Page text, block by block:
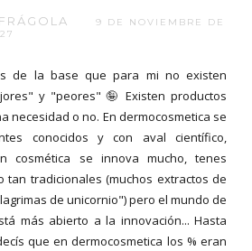
9 DE NOVIEMBRE DE
de la base que para mi no existen
y "peores" 🤪 Existen productos
necesidad o no. En dermocosmetica se
conocidos y con aval científico,
cosmética se innova mucho, tenes
tan tradicionales (muchos extractos de
de unicornio") pero el mundo de
más abierto a la innovación... Hasta
que en dermocosmetica los % eran